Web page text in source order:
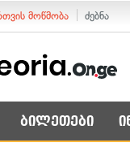
მოწმობა ძებნა
ბილეთები